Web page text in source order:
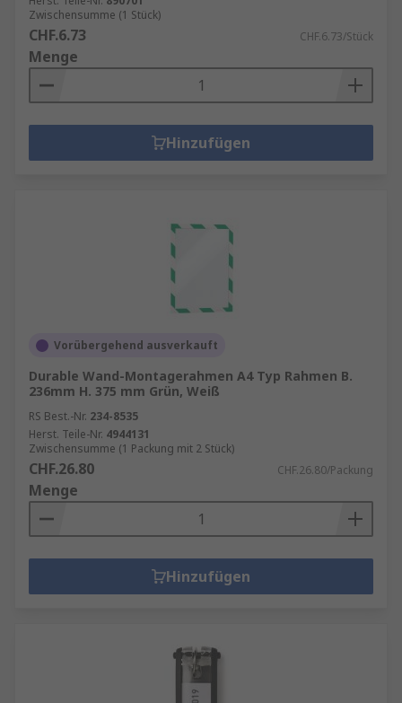
Zwischensumme (1 Stück)
CHF.6.73 CHF.6.73/Stück
Menge
Hinzufügen
Vorübergehend ausverkauft
Durable Wand-Montagerahmen A4 Typ Rahmen B.
236mm H. 375 mm Grün, Weiß
RS Best.-Nr. 234-8535
Herst. Teile-Nr. 4944131
Zwischensumme (1 Packung mit 2 Stück)
CHF.26.80 CHF.26.80/Packung
Menge
Hinzufügen